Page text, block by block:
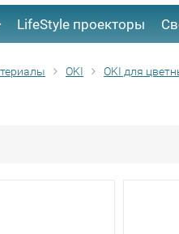
LifeStyle проекторы
OKI OKI для